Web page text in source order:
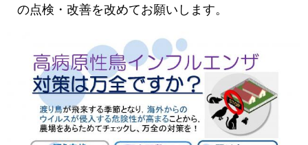
の点検・改善を改めてお願いします。